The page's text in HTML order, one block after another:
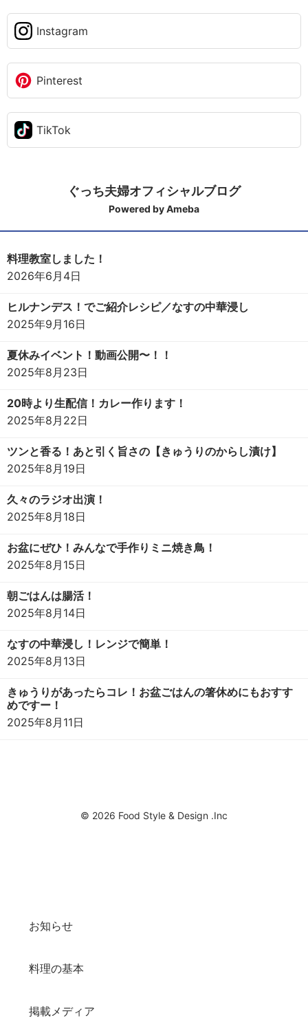
Instagram
Pinterest
TikTok
ぐっち夫婦オフィシャルブログ
Powered by Ameba
料理教室しました！
2026年6月4日
ヒルナンデス！でご紹介レシピ／なすの中華浸し
2025年9月16日
夏休みイベント！動画公開〜！！
2025年8月23日
20時より生配信！カレー作ります！
2025年8月22日
ツンと香る！あと引く旨さの【きゅうりのからし漬け】
2025年8月19日
久々のラジオ出演！
2025年8月18日
お盆にぜひ！みんなで手作りミニ焼き鳥！
2025年8月15日
朝ごはんは腸活！
2025年8月14日
なすの中華浸し！レンジで簡単！
2025年8月13日
きゅうりがあったらコレ！お盆ごはんの箸休めにもおすす
めですー！
2025年8月11日
© 2026 Food Style & Design .Inc
お知らせ
料理の基本
掲載メディア